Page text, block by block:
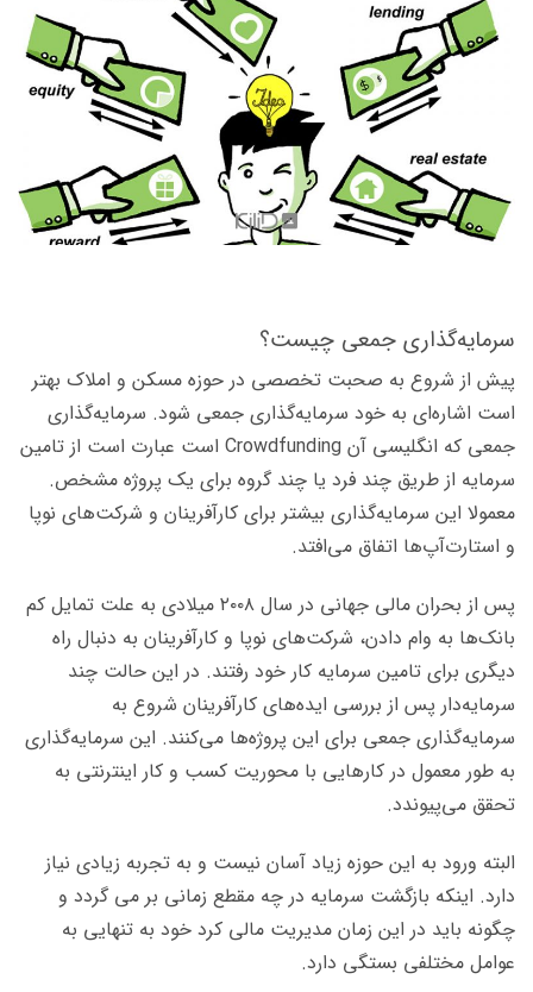
سرمایه‌گذاری جمعی چیست؟
پیش از شروع به صحبت تخصصی در حوزه مسکن و املاک بهتر
است اشاره‌ای به خود سرمایه‌گذاری جمعی شود. سرمایه‌گذاری
جمعی که انگلیسی آن Crowdfunding است عبارت است از تامین
سرمایه از طریق چند فرد یا چند گروه برای یک پروژه مشخص.
معمولا این سرمایه‌گذاری بیشتر برای کارآفرینان و شرکت‌های نوپا
و استارت‌آپ‌ها اتفاق می‌افتد.
پس از بحران مالی جهانی در سال ۲۰۰۸ میلادی به علت تمایل کم
بانک‌ها به وام دادن، شرکت‌های نوپا و کارآفرینان به دنبال راه
دیگری برای تامین سرمایه کار خود رفتند. در این حالت چند
سرمایه‌دار پس از بررسی ایده‌های کارآفرینان شروع به
سرمایه‌گذاری جمعی برای این پروژه‌ها می‌کنند. این سرمایه‌گذاری
به طور معمول در کارهایی با محوریت کسب و کار اینترنتی به
تحقق می‌پیوندد.
البته ورود به این حوزه زیاد آسان نیست و به تجربه زیادی نیاز
دارد. اینکه بازگشت سرمایه در چه مقطع زمانی بر می گردد و
چگونه باید در این زمان مدیریت مالی کرد خود به تنهایی به
عوامل مختلفی بستگی دارد.